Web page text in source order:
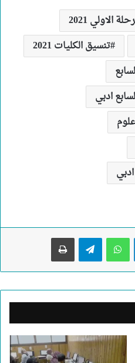
تنسيق الكليات 2021
لينكدإن واتساب تيلقرام طباعة